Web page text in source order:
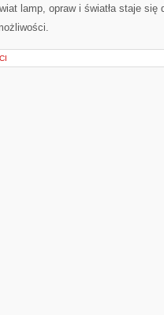
lamp, opraw i światła staje